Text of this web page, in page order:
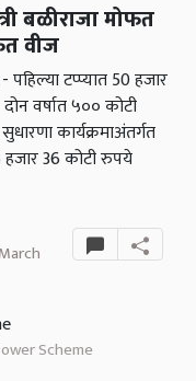
बळीराजा मोफत
वीज
- पहिल्या टप्प्यात 50 हजार
वर्षात ५०० कोटी
कार्यक्रमाअंतर्गत
36 कोटी रुपये
Scheme